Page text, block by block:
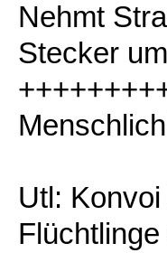
Nehmt
Stecker
Utl: